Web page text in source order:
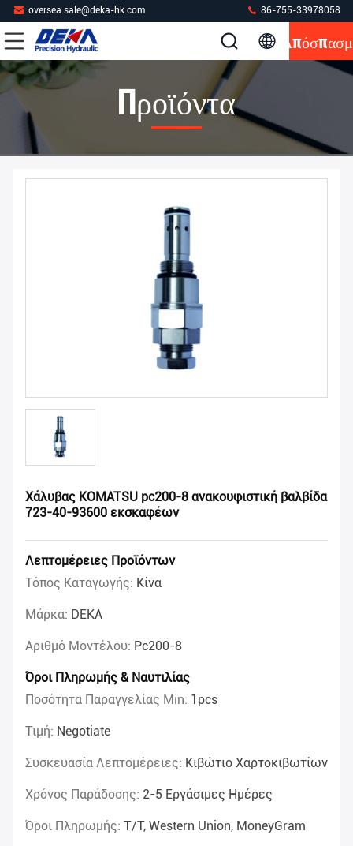
oversea.sale@deka-hk.com 86-755-33978058
Προϊόντα
Χάλυβας KOMATSU pc200-8 ανακουφιστική βαλβίδα
723-40-93600 εκσκαφέων
Λεπτομέρειες Προϊόντων
Τόπος Καταγωγής: Κίνα
Μάρκα: DEKA
Αριθμό Μοντέλου: Pc200-8
Όροι Πληρωμής & Ναυτιλίας
Ποσότητα Παραγγελίας Min: 1pcs
Τιμή: Negotiate
Συσκευασία Λεπτομέρειες: Κιβώτιο Χαρτοκιβωτίων
Χρόνος Παράδοσης: 2-5 Εργάσιμες Ημέρες
Όροι Πληρωμής: T/T, Western Union, MoneyGram